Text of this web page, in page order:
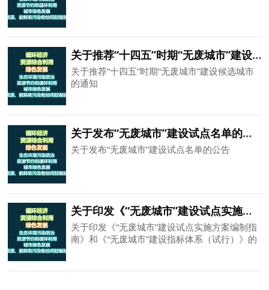
关于推荐“十四五”时期“无废城市”建设候选城市的通知
关于推荐“十四五”时期“无废城市”建设候选城市
的通知
关于发布“无废城市”建设试点名单的公告
关于发布“无废城市”建设试点名单的公告
关于印发《“无废城市”建设试点实施方案编制指南》和《“无废城市”建设指标体系（试行）》的函
关于印发《“无废城市”建设试点实施方案编制指
南》和《“无废城市”建设指标体系（试行）》的